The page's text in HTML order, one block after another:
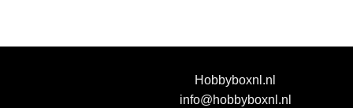
Hobbyboxnl.nl
info@hobbyboxnl.nl